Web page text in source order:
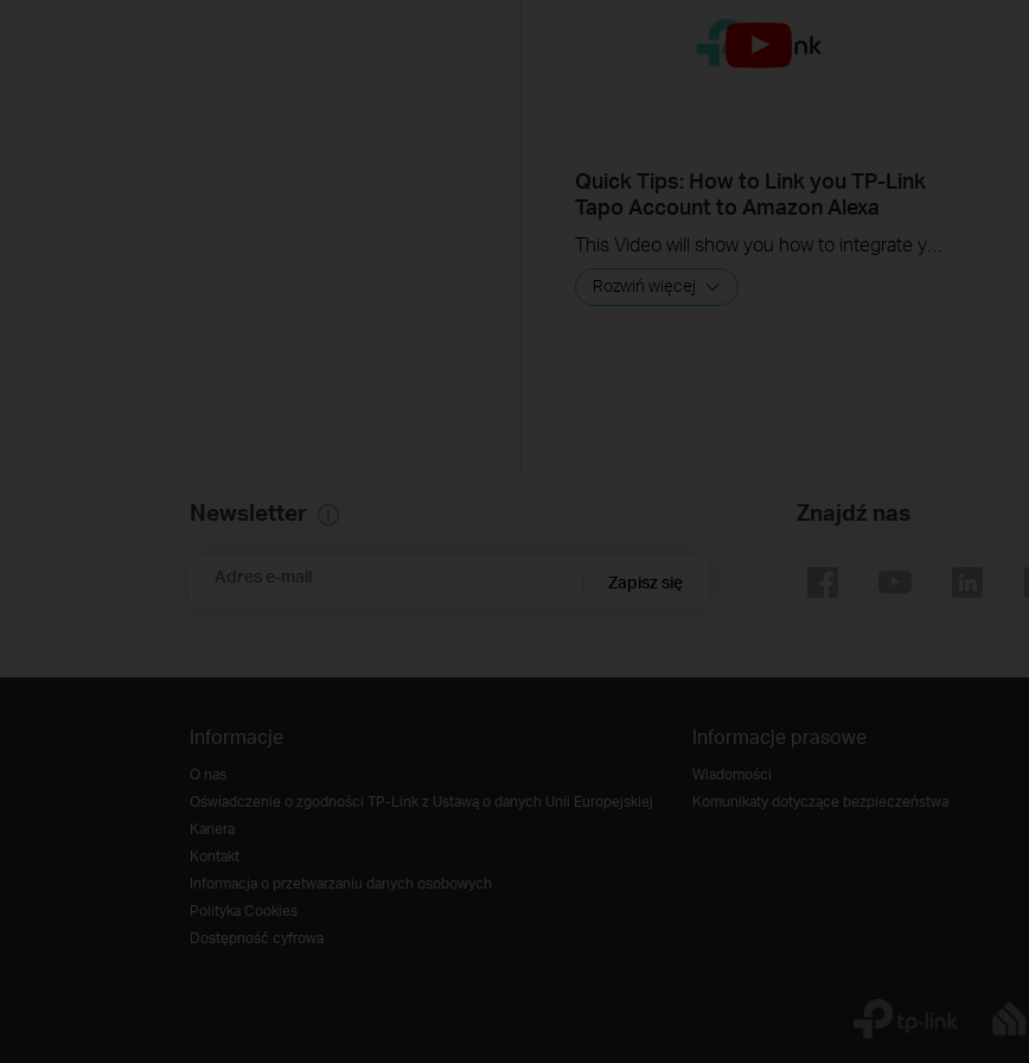
Quick Tips: How to Link you TP-Link
Tapo Account to Amazon Alexa
Rozwiń więcej
Newsletter
Adres e-mail Zapisz się
Znajdź nas
Informacje
O nas
Oświadczenie o zgodności TP-Link z Ustawą o danych Unii Europejskiej
Kariera
Kontakt
Informacja o przetwarzaniu danych osobowych
Polityka Cookies
Dostępność cyfrowa
Informacje prasowe
Wiadomości
Komunikaty dotyczące bezpieczeństwa